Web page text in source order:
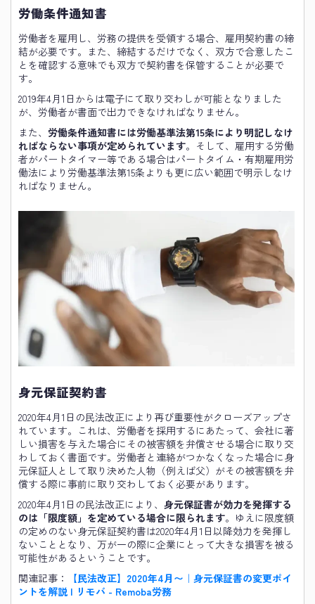
労働条件通知書
労働者を雇用し、労務の提供を受領する場合、雇用契約書の締
結が必要です。また、締結するだけでなく、双方で合意したこ
とを確認する意味でも双方で契約書を保管することが必要で
す。
2019年4月1日からは電子にて取り交わしが可能となりました
が、労働者が書面で出力できなければなりません。
また、 労働条件通知書には労働基準法第15条により明記しなけ
ればならない事項が定められています。そして、雇用する労働
者がパートタイマー等である場合はパートタイム・有期雇用労
働法により労働基準法第15条よりも更に広い範囲で明示しなけ
ればなりません。
身元保証契約書
2020年4月1日の民法改正により再び重要性がクローズアップさ
れています。これは、労働者を採用するにあたって、会社に著
しい損害を与えた場合にその被害額を弁償させる場合に取り交
わしておく書面です。労働者と連絡がつかなくなった場合に身
元保証人として取り決めた人物（例えば父）がその被害額を弁
償する際に事前に取り交わしておく必要があります。
2020年4月1日の民法改正により、 身元保証書が効力を発揮する
のは「限度額」を定めている場合に限られます。ゆえに限度額
の定めのない身元保証契約書は2020年4月1日以降効力を発揮し
ないこととなり、万が一の際に企業にとって大きな損害を被る
可能性があるということです。
関連記事：
【民法改正】2020年4月〜｜身元保証書の変更ポイ
ントを解説 | リモバ - Remoba労務